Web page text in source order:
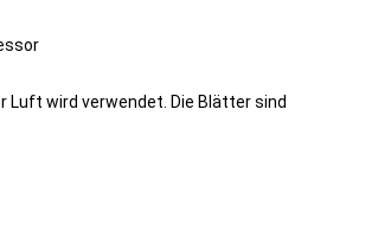
Luft wird verwendet. Die Blätter sind